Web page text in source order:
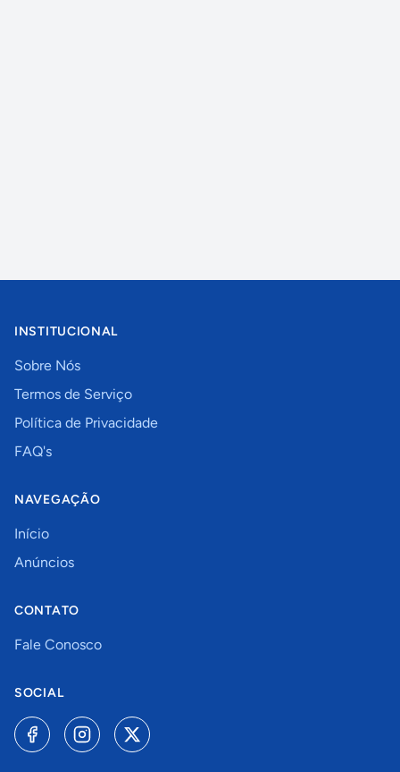
INSTITUCIONAL
Sobre Nós
Termos de Serviço
Política de Privacidade
FAQ's
NAVEGAÇÃO
Início
Anúncios
CONTATO
Fale Conosco
SOCIAL